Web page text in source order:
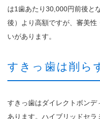
は1歯あたり30,000円前後と
後）より高額ですが、審美
いがあります。
すきっ歯は削ら
すきっ歯はダイレクトボン
あります。ハイブリッドセ